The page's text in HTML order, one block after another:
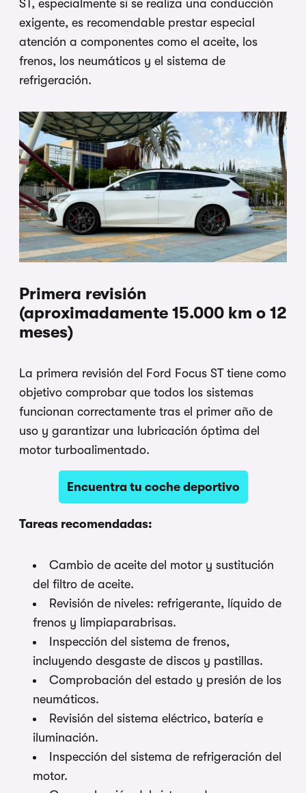
ST, especialmente si se realiza una conducción
exigente, es recomendable prestar especial
atención a componentes como el aceite, los
frenos, los neumáticos y el sistema de
refrigeración.
Primera revisión
(aproximadamente 15.000 km o 12
meses)
La primera revisión del Ford Focus ST tiene como
objetivo comprobar que todos los sistemas
funcionan correctamente tras el primer año de
uso y garantizar una lubricación óptima del
motor turboalimentado.
Encuentra tu coche deportivo
Tareas recomendadas:
Cambio de aceite del motor y sustitución
del filtro de aceite.
Revisión de niveles: refrigerante, líquido de
frenos y limpiaparabrisas.
Inspección del sistema de frenos,
incluyendo desgaste de discos y pastillas.
Comprobación del estado y presión de los
neumáticos.
Revisión del sistema eléctrico, batería e
iluminación.
Inspección del sistema de refrigeración del
motor.